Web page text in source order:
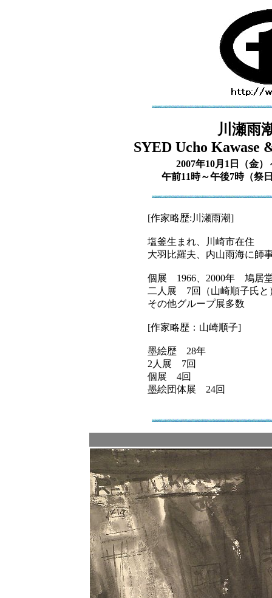
川瀬雨
SYED Ucho Kawase
2007年10月1日（金
午前11時～午後7時（祭
[作家略歴:川瀬雨潮]
塩釜生まれ、川崎市在住
大羽比羅夫、内山雨海に師
個展 1966、2000年 鳩居
二人展 7回（山崎順子氏と
その他グループ展多数
[作家略歴：山崎順子]
墨絵歴 28年
2人展 7回
個展 4回
墨絵団体展 24回